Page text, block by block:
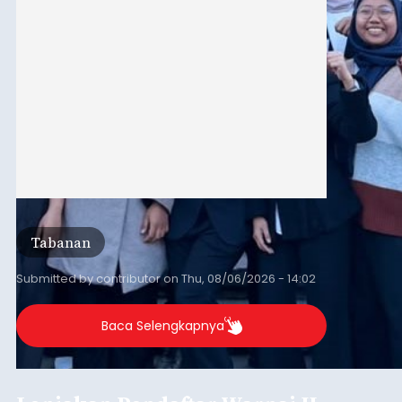
Tabanan
Submitted bycontributoron Thu, 08/06/2026 - 14:02
Baca Selengkapnya